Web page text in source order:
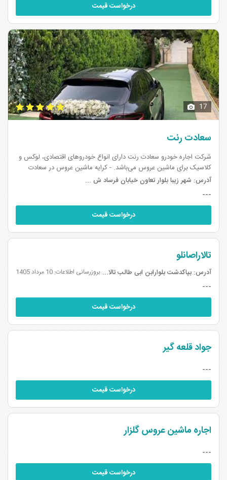
درخواست قیمت
17
سعادت رنت
شرکت اجاره خودرو سعادت رنت دارای انواع خودروهای اقتصادی، لوکس و
کلاسیک برای ماشین عروس می‌باشد. - کرایه ماشین عروس در سعادت
رنت، با ارائه قرارداد و فاکتور و به دو صورت با راننده و بدون راننده انجام
آدرس: شهر زیبا بلوار تعاون خیابان فرساد ش ...
---
درخواست قیمت
تالاراصانلو
بروزرسانی اطلاعات: 10 مرداد 1405 آدرس: بپاکدشت بلوارابن ابی طالب تالاراسا ...
---
درخواست قیمت
جواد قلعه گیر
---
درخواست قیمت
اجاره ماشین عروس گلزار
---
درخواست قیمت